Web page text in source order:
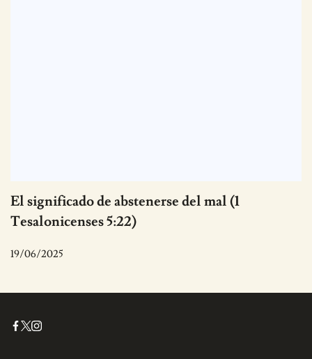
El significado de abstenerse del mal (1
Tesalonicenses 5:22)
19/06/2025